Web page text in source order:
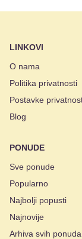
LINKOVI
O nama
Politika privatnosti
Postavke
Blog
PONUDE
Sve ponude
Popularno
Najbolji popusti
Najnovije
Arhiva svih ponuda